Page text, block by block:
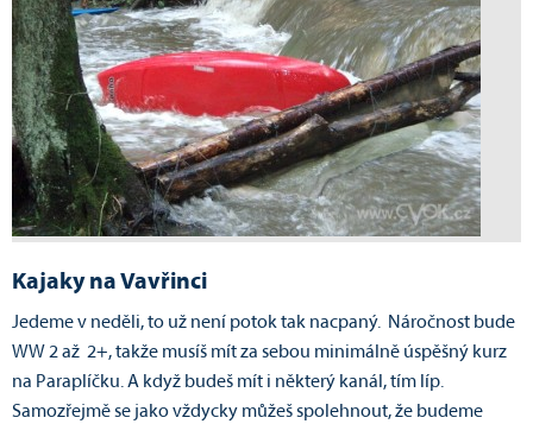
Kajaky na Vavřinci
Jedeme v neděli, to už není potok tak nacpaný. Náročnost bude
WW 2 až 2+, takže musíš mít za sebou minimálně úspěšný kurz
na Paraplíčku. A když budeš mít i některý kanál, tím líp.
Samozřejmě se jako vždycky můžeš spolehnout, že budeme